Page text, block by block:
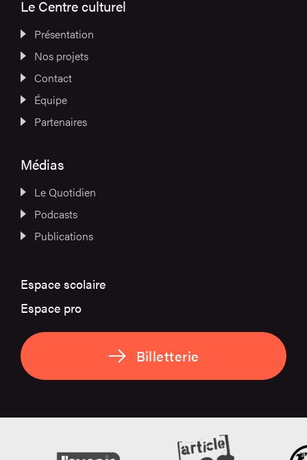
Le Centre culturel
Présentation
Nos projets
Contact
Équipe
Partenaires
Médias
Le Quotidien
Podcasts
Publications
Espace scolaire
Espace pro
Billetterie